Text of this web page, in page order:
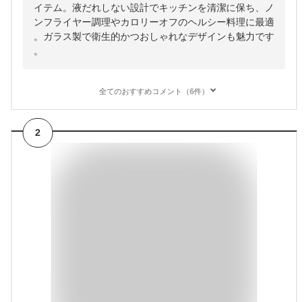
イテム。液だれしない設計でキッチンを清潔に保ち、ノ
ンフライヤー調理やカロリーオフのヘルシー料理に最適
。ガラス製で衛生的かつおしゃれなデザインも魅力です
。
全てのおすすめコメント（6件）
2